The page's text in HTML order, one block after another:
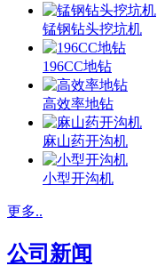
锰钢钻头挖坑机
196CC地钻
高效率地钻
麻山药开沟机
小型开沟机
更多..
公司新闻